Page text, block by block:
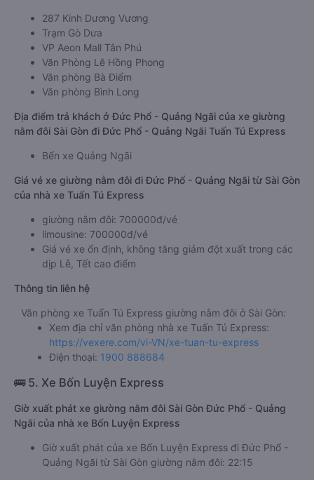
287 Kinh Dương Vương
Trạm Gò Dưa
VP Aeon Mall Tân Phú
Văn Phòng Lê Hồng Phong
Văn phòng Bà Điểm
Văn phòng Bình Long
Địa điểm trả khách ở Đức Phổ - Quảng Ngãi của xe giường
nằm đôi Sài Gòn đi Đức Phổ - Quảng Ngãi Tuấn Tú Express
Bến xe Quảng Ngãi
Giá vé xe giường nằm đôi đi Đức Phổ - Quảng Ngãi từ Sài Gòn
của nhà xe Tuấn Tú Express
giường nằm đôi: 700000đ/vé
limousine: 700000đ/vé
Giá vé xe ổn định, không tăng giảm đột xuất trong các
dịp Lễ, Tết cao điểm
Thông tin liên hệ
Văn phòng xe Tuấn Tú Express giường nằm đôi ở Sài Gòn:
Xem địa chỉ văn phòng nhà xe Tuấn Tú Express:
https://vexere.com/vi-VN/xe-tuan-tu-express
Điện thoại: 1900 888684
🚌 5. Xe Bốn Luyện Express
Giờ xuất phát xe giường nằm đôi Sài Gòn Đức Phổ - Quảng
Ngãi của nhà xe Bốn Luyện Express
Giờ xuất phát của xe Bốn Luyện Express đi Đức Phổ -
Quảng Ngãi từ Sài Gòn giường nằm đôi: 22:15